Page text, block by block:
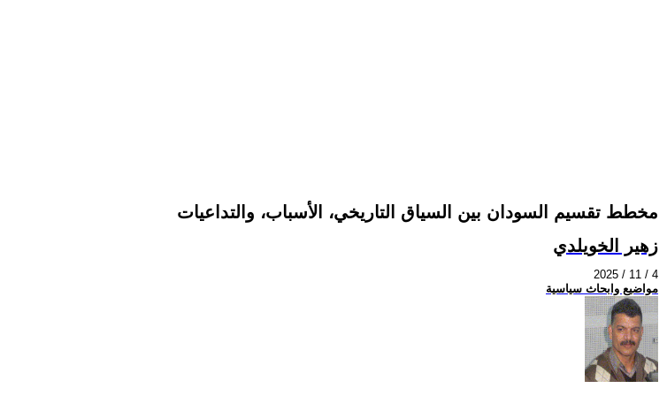
مخطط تقسيم السودان بين السياق التاريخي، الأسباب، والتداعيات
زهير الخويلدي
2025 / 11 / 4
مواضيع وابحاث سياسية